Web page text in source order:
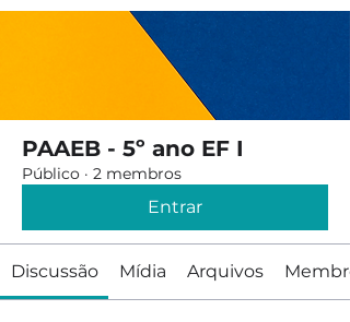
PAAEB - 5º ano EF I
Público · 2 membros
Entrar
Discussão Mídia Arquivos